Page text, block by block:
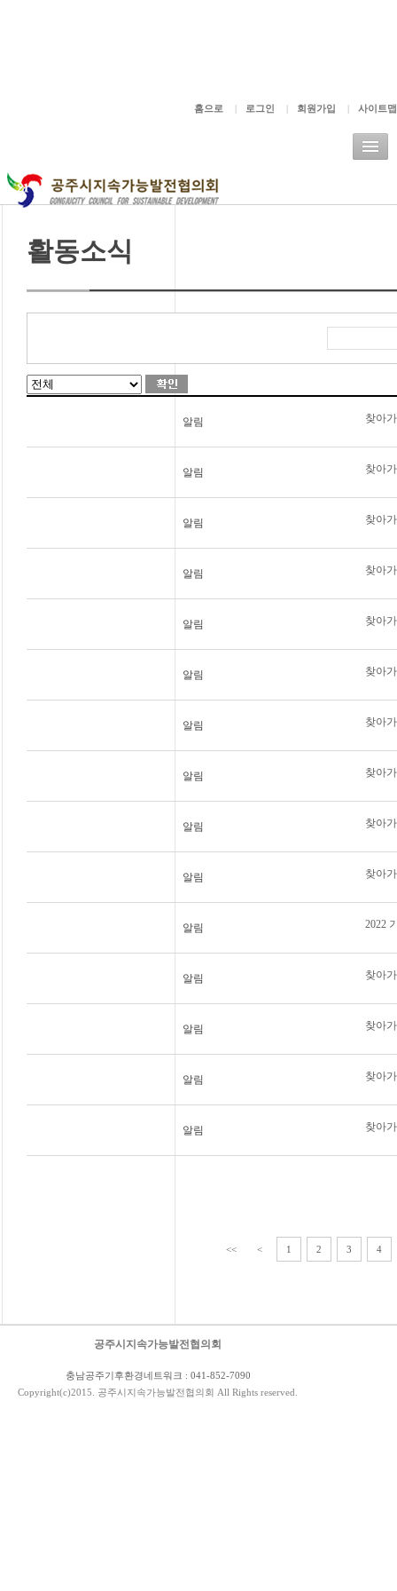
홈으로 | 로그인 | 회원가입 | 사이트맵
활동소식
알림 찾아
알림 찾아
알림 찾아
알림 찾아
알림 찾아
알림 찾아
알림 찾아
알림 찾아
알림 찾아
알림 찾아
알림 2022
알림 찾아
알림 찾아
알림 찾아
알림 찾아
<< < 1 2 3 4
공주시지속가능발전협의회
충남공주기후환경네트워크 : 041-852-7090
Copyright(c)2015. 공주시지속가능발전협의회 All Rights reserved.